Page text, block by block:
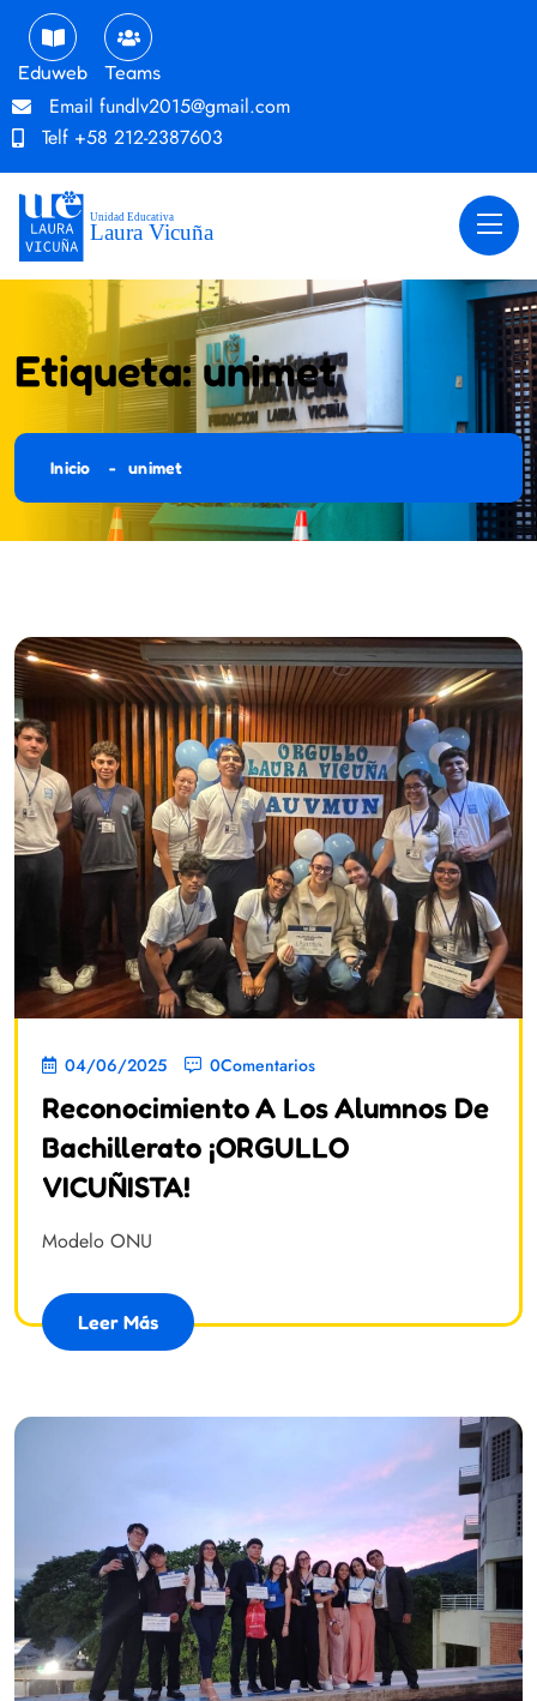
Eduweb Teams
Email fundlv2015@gmail.com
Telf +58 212-2387603
Etiqueta:unimet
Inicio unimet
04/06/2025 0Comentarios
Reconocimiento A Los Alumnos De
Bachillerato ¡ORGULLO
VICUÑISTA!
Modelo ONU
Leer Más